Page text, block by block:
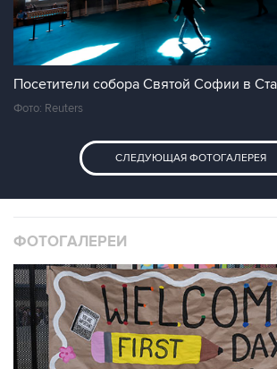
Посетители собора Святой Софии в
Фото: Reuters
СЛЕДУЮЩАЯ ФОТОГАЛЕРЕЯ
ФОТОГАЛЕРЕИ